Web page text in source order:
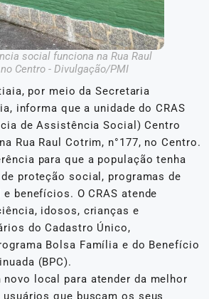
social funciona na Rua Raul
Centro - Divulgação/PMI
por meio da Secretaria
informa que a unidade do CRAS
de Assistência Social) Centro
Rua Raul Cotrim, n°177, no Centro.
para que a população tenha
proteção social, programas de
benefícios. O CRAS atende
idosos, crianças e
do Cadastro Único,
Bolsa Família e do Benefício
(BPC).
novo local para atender da melhor
que buscam os seus